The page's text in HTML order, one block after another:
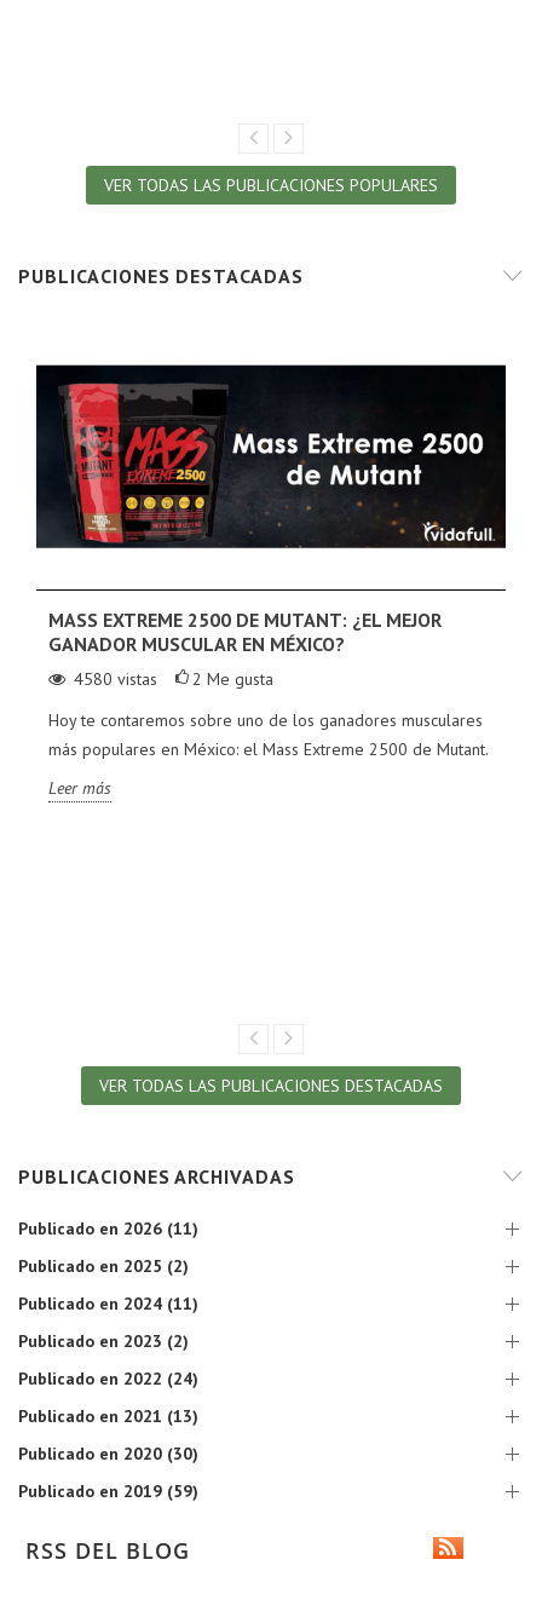
VER TODAS LAS PUBLICACIONES POPULARES
PUBLICACIONES DESTACADAS
MASS EXTREME 2500 DE MUTANT: ¿EL MEJOR
GANADOR MUSCULAR EN MÉXICO?
4580 vistas 2 Me gusta
Hoy te contaremos sobre uno de los ganadores musculares
más populares en México: el Mass Extreme 2500 de Mutant.
Leer más
VER TODAS LAS PUBLICACIONES DESTACADAS
PUBLICACIONES ARCHIVADAS
Publicado en 2026 (11)
Publicado en 2025 (2)
Publicado en 2024 (11)
Publicado en 2023 (2)
Publicado en 2022 (24)
Publicado en 2021 (13)
Publicado en 2020 (30)
Publicado en 2019 (59)
RSS DEL BLOG